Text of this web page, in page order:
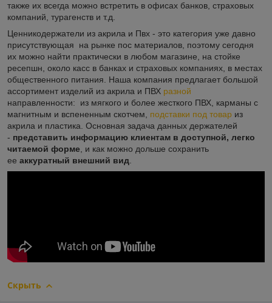
также их всегда можно встретить в офисах банков, страховых
компаний, турагенств и т.д.
Ценникодержатели из акрила и Пвх - это категория уже давно
присутствующая на рынке пос материалов, поэтому сегодня
их можно найти практически в любом магазине, на стойке
ресепшн, около касс в банках и страховых компаниях, в местах
общественного питания. Наша компания предлагает большой
ассортимент изделий из акрила и ПВХ разной
направленности: из мягкого и более жесткого ПВХ, карманы с
магнитным и вспененным скотчем, подставки под товар из
акрила и пластика. Основная задача данных держателей
- представить информацию клиентам в доступной, легко
читаемой форме, и как можно дольше сохранить
ее аккуратный внешний вид.
Скрыть